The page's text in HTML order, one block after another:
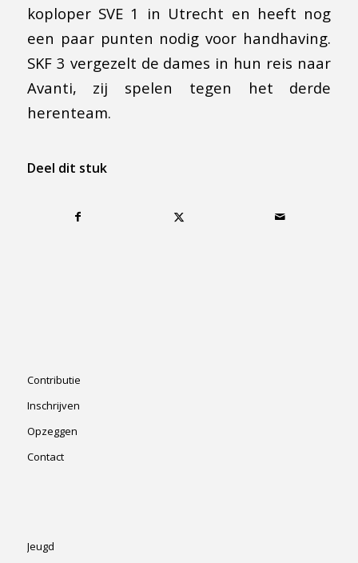
koploper SVE 1 in Utrecht en heeft nog
een paar punten nodig voor handhaving.
SKF 3 vergezelt de dames in hun reis naar
Avanti, zij spelen tegen het derde
herenteam.
Deel dit stuk
Contributie
Inschrijven
Opzeggen
Contact
Jeugd